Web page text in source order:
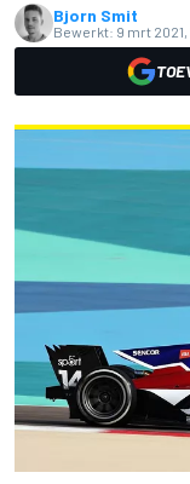
Bjorn Smit
Bewerkt: 9 mrt 2021,